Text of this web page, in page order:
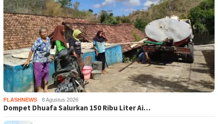
FLASHNEWS 8 Agustus 2026
Dompet Dhuafa Salurkan 150 Ribu Liter Ai…